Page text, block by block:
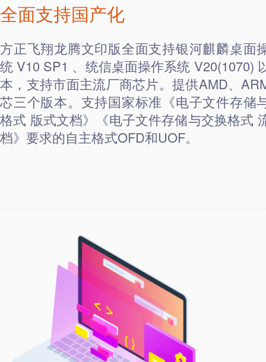
全面支持国产化
方正飞翔龙腾文印版全面支持银河麒麟桌面
统 V10 SP1 、统信桌面操作系统 V20(1070)
本，支持市面主流厂商芯片。提供AMD、
芯三个版本。支持国家标准《电子文件存储
格式 版式文档》《电子文件存储与交换格式
档》要求的自主格式OFD和UOF。